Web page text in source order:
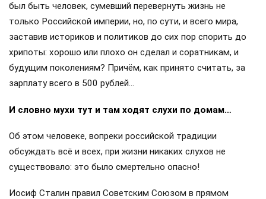
был быть человек, сумевший перевернуть жизнь не
только Российской империи, но, по сути, и всего мира,
заставив историков и политиков до сих пор спорить до
хрипоты: хорошо или плохо он сделал и соратникам, и
будущим поколениям? Причём, как принято считать, за
зарплату всего в 500 рублей…
И словно мухи тут и там ходят слухи по домам…
Об этом человеке, вопреки российской традиции
обсуждать всё и всех, при жизни никаких слухов не
существовало: это было смертельно опасно!
Иосиф Сталин правил Советским Союзом в прямом